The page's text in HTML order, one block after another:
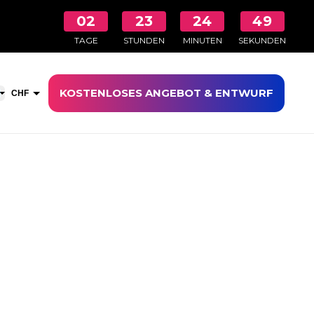
02
TAGE
23
STUNDEN
24
MINUTEN
48
SEKUNDEN
öffnen
CHF KOSTENLOSES ANGEBOT & ENTWURF